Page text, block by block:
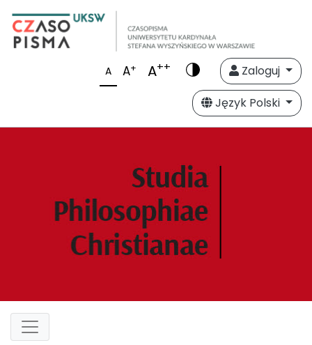
A A+ A++
Zaloguj
Język Polski